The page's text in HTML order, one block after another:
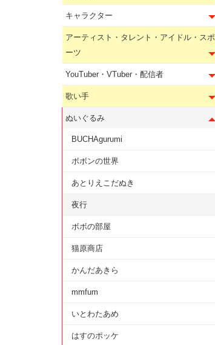
キャラクター
アーティスト・タレント・アイドル・スポ
ーツ
YouTuber・VTuber・配信者
歌い手
ぬいぐるみ
BUCHAgurumi
ボボンの世界
あとりえこだぬき
夜行
ボボの部屋
猫原商店
かんだあきら
mmfum
いとわたあめ
はすのポッケ